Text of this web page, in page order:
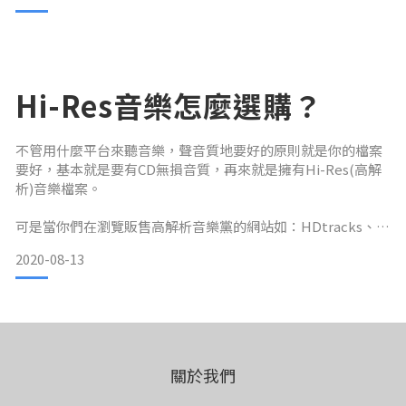
割。建構你的數位流系統 我們這裡分兩個部分來談：建構一個
要有NAS或是音響專用的音樂伺服器：如果有基本的電
Hi-Res音樂怎麼選購？
不管用什麼平台來聽音樂，聲音質地要好的原則就是你的檔案
要好，基本就是要有CD無損音質，再來就是擁有Hi-Res(高解
析)音樂檔案。
可是當你們在瀏覽販售高解析音樂黨的網站如：HDtracks、
44.1kHz/16bit、48kHz/24bit、96kHz/24bit、
192kHz/24bit甚至是352.8kHz(DXD)與DSD。通常大家看到最
麼急！買高解析音樂其實有一些事情
2020-08-13
關於我們